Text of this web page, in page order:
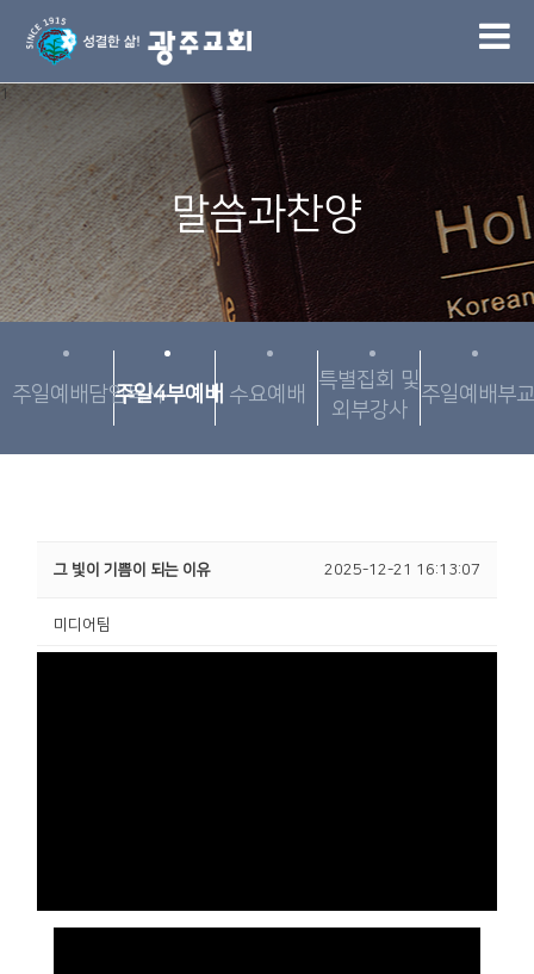
1
말씀과찬양
주일예배담임목사주일4부예배 수요예배
특별집회 및
외부강사
주일예배부
그 빛이 기쁨이 되는 이유 2025-12-21 16:13:07
미디어팀